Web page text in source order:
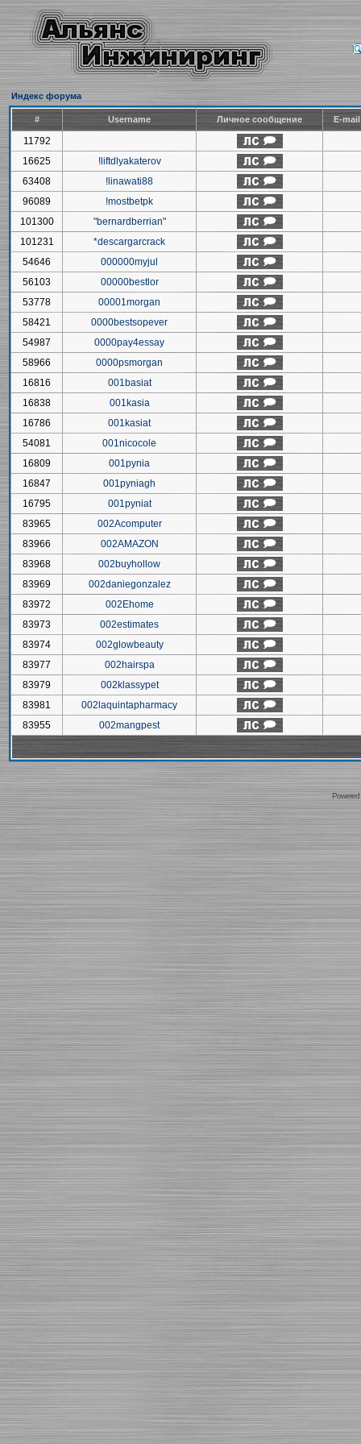
Индекс форума
# Username Личное сообщение E-
11792
16625
!liftdlyakaterov
63408
!linawati88
96089
!mostbetpk
101300
"bernardberrian"
101231
*descargarcrack
54646
000000myjul
56103
00000bestlor
53778
00001morgan
58421
0000bestsopever
54987
0000pay4essay
58966
0000psmorgan
16816
001basiat
16838
001kasia
16786
001kasiat
54081
001nicocole
16809
001pynia
16847
001pyniagh
16795
001pyniat
83965
002Acomputer
83966
002AMAZON
83968
002buyhollow
83969
002daniegonzalez
83972
002Ehome
83973
002estimates
83974
002glowbeauty
83977
002hairspa
83979
002klassypet
83981
002laquintapharmacy
83955
002mangpest